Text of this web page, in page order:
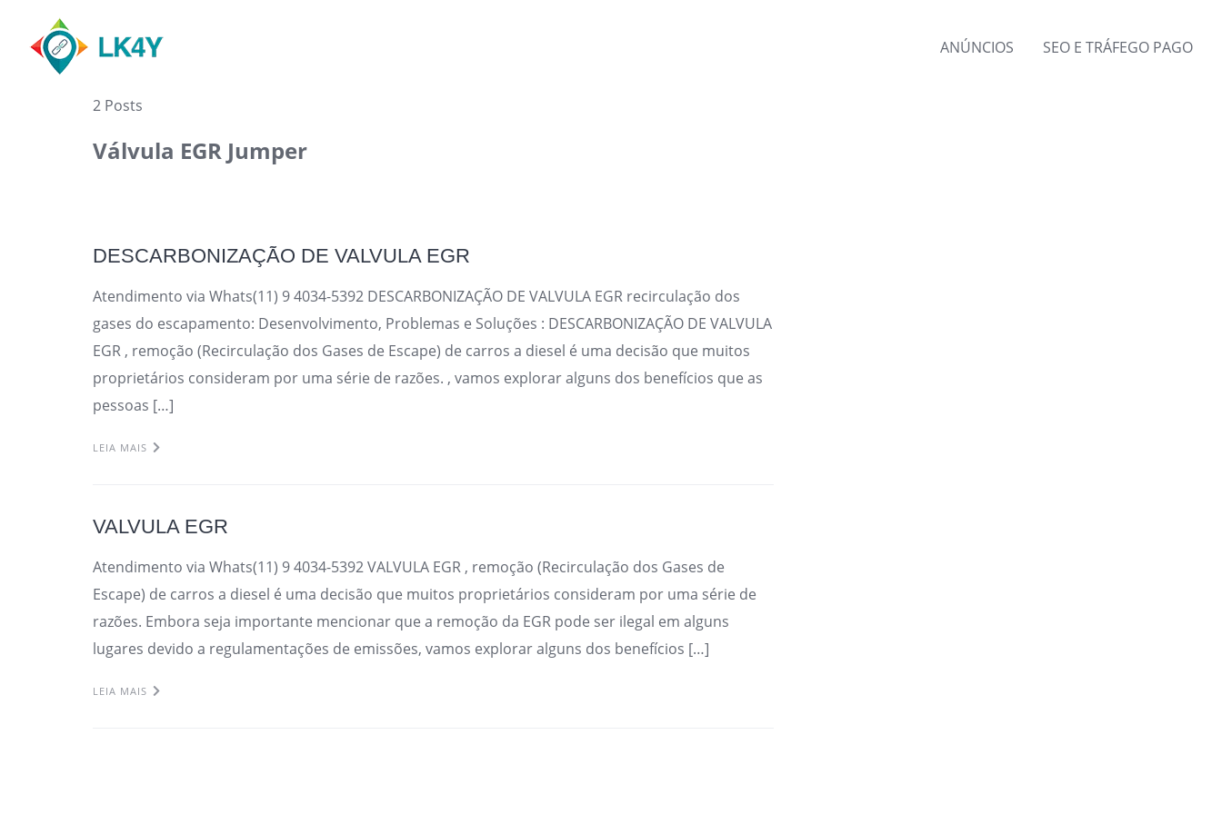
content
ANÚNCIOS SEO E TRÁFEGO PAGO
2 Posts
Válvula EGR Jumper
DESCARBONIZAÇÃO DE VALVULA EGR
Atendimento via Whats(11) 9 4034-5392 DESCARBONIZAÇÃO DE VALVULA EGR recirculação dos
gases do escapamento: Desenvolvimento, Problemas e Soluções : DESCARBONIZAÇÃO DE VALVULA
EGR , remoção (Recirculação dos Gases de Escape) de carros a diesel é uma decisão que muitos
proprietários consideram por uma série de razões. , vamos explorar alguns dos benefícios que as
pessoas […]
LEIA MAIS
VALVULA EGR
Atendimento via Whats(11) 9 4034-5392 VALVULA EGR , remoção (Recirculação dos Gases de
Escape) de carros a diesel é uma decisão que muitos proprietários consideram por uma série de
razões. Embora seja importante mencionar que a remoção da EGR pode ser ilegal em alguns
lugares devido a regulamentações de emissões, vamos explorar alguns dos benefícios […]
LEIA MAIS